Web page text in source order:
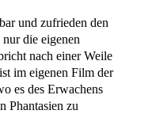
und zufrieden den
die eigenen
nach einer Weile
im eigenen Film der
es des Erwachens
Phantasien zu